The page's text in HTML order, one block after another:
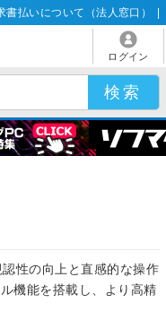
書払いについて（法人窓口）
ログイン
性の向上と直感的な操作
機能を搭載し、より高精